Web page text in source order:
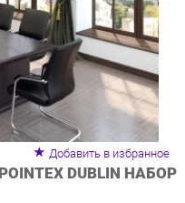
Добавить в избранное
DUBLIN НАБОР
от классической